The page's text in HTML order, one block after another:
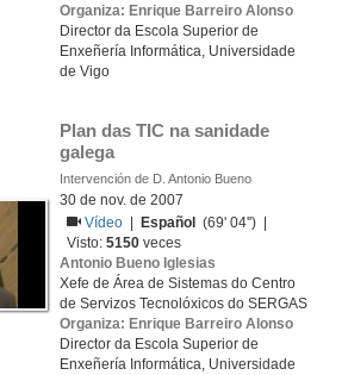
Organiza: Enrique Barreiro Alonso
Director da Escola Superior de
Enxeñería Informática, Universidade
de Vigo
Plan das TIC na sanidade
galega
Intervención de D. Antonio Bueno
30 de nov. de 2007
Vídeo
Español
(69' 04'') |
Visto:5150 veces
Antonio Bueno Iglesias
Xefe de Área de Sistemas do Centro
de Servizos Tecnolóxicos do SERGAS
Organiza: Enrique Barreiro Alonso
Director da Escola Superior de
Enxeñería Informática, Universidade